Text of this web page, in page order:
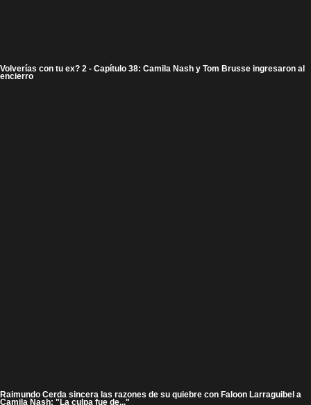
Volverías con tu ex? 2 - Capítulo 38: Camila Nash y Tom Brusse ingresaron al
encierro
Raimundo Cerda sincera las razones de su quiebre con Faloon Larraguibel a
Camila Nash: "La culpa fue de..."